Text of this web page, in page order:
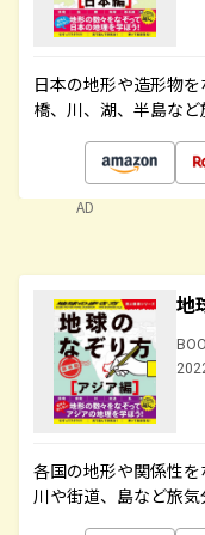
日本の地形や造形物
橋、川、湖、半島な
AD
地
各国の地形や関係性を
川や街道、島など旅気